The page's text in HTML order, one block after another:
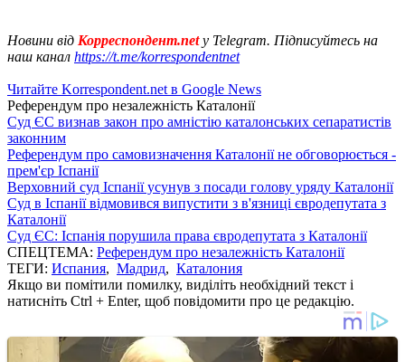
Новини від Корреспондент.netу Telegram. Підписуйтесь на
наш канал https://t.me/korrespondentnet
Читайте Korrespondent.net в Google News
Референдум про незалежність Каталонії
Суд ЄС визнав закон про амністію каталонських сепаратистів
законним
Референдум про самовизначення Каталонії не обговорюється -
прем'єр Іспанії
Верховний суд Іспанії усунув з посади голову уряду Каталонії
Суд в Іспанії відмовився випустити з в'язниці євродепутата з
Каталонії
Суд ЄС: Іспанія порушила права євродепутата з Каталонії
СПЕЦТЕМА: Референдум про незалежність Каталонії
ТЕГИ: Испания, Мадрид, Каталония
Якщо ви помітили помилку, виділіть необхідний текст і
натисніть Ctrl + Enter, щоб повідомити про це редакцію.